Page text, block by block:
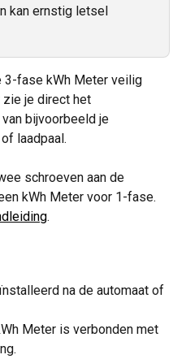
kan ernstig letsel
3-fase kWh Meter veilig
zie je direct het
bijvoorbeeld je
laadpaal.
schroeven aan de
kWh Meter voor 1-fase.
.
na de automaat of
Meter is verbonden met